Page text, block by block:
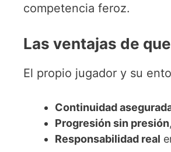
competencia feroz.
Las ventajas de
El propio jugador y su
Continuidad
Progresión sin presión
Responsabilidad real